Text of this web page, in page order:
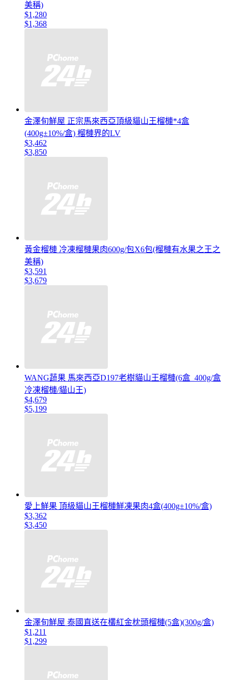
美稱)
$1,280
$1,368
金澤旬鮮屋 正宗馬來西亞頂級貓山王榴槤*4盒
(400g±10%/盒) 榴槤界的LV
$3,462
$3,850
黃金榴槤 冷凍榴槤果肉600g/包X6包(榴槤有水果之王之
美稱)
$3,591
$3,679
WANG蔬果 馬來西亞D197老樹貓山王榴槤(6盒_400g/盒
冷凍榴槤/貓山王)
$4,679
$5,199
愛上鮮果 頂級貓山王榴槤鮮凍果肉4盒(400g±10%/盒)
$3,362
$3,450
金澤旬鮮屋 泰國直送在欉紅金枕頭榴槤(5盒)(300g/盒)
$1,211
$1,299